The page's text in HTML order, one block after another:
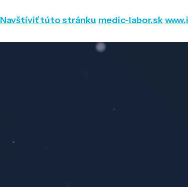
Navštíviť túto stránku medic-labor.sk